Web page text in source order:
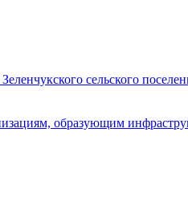
сельского
образующим